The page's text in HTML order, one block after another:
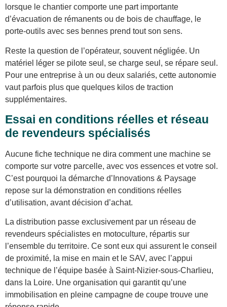
lorsque le chantier comporte une part importante
d’évacuation de rémanents ou de bois de chauffage, le
porte-outils avec ses bennes prend tout son sens.
Reste la question de l’opérateur, souvent négligée. Un
matériel léger se pilote seul, se charge seul, se répare seul.
Pour une entreprise à un ou deux salariés, cette autonomie
vaut parfois plus que quelques kilos de traction
supplémentaires.
Essai en conditions réelles et réseau
de revendeurs spécialisés
Aucune fiche technique ne dira comment une machine se
comporte sur votre parcelle, avec vos essences et votre sol.
C’est pourquoi la démarche d’Innovations & Paysage
repose sur la démonstration en conditions réelles
d’utilisation, avant décision d’achat.
La distribution passe exclusivement par un réseau de
revendeurs spécialistes en motoculture, répartis sur
l’ensemble du territoire. Ce sont eux qui assurent le conseil
de proximité, la mise en main et le SAV, avec l’appui
technique de l’équipe basée à Saint-Nizier-sous-Charlieu,
dans la Loire. Une organisation qui garantit qu’une
immobilisation en pleine campagne de coupe trouve une